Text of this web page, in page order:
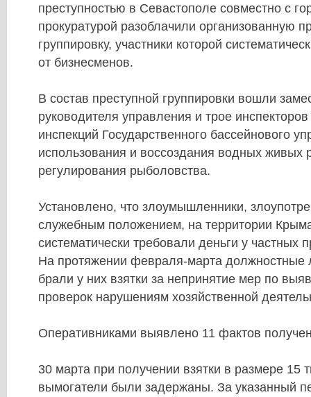
преступностью в Севастополе совместно с
прокуратурой разоблачили организованную
группировку, участники которой
от бизнесменов.
В состав преступной группировки вошли
руководителя управления и трое
инспекций Государственного бассейнового
использования и воссоздания водных живых
регулирования рыболовства.
Установлено, что злоумышленники,
служебным положением, на территории
систематически требовали деньги у частных
На протяжении февраля-марта должностные
брали у них взятки за непринятие мер по
проверок нарушениям хозяйственной
Оперативниками выявлено 11 фактов
30 марта при получении взятки в размере 15
вымогатели были задержаны. За указанный